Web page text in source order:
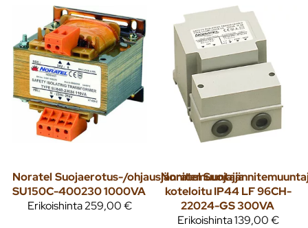
Noratel Suojaerotus-/ohjausjännitemuuntaja
SU150C-400230 1000VA
Erikoishinta259,00 €
Noratel
koteloitu IP44 LF 96CH-
22024-GS 300VA
Erikoishinta139,00 €